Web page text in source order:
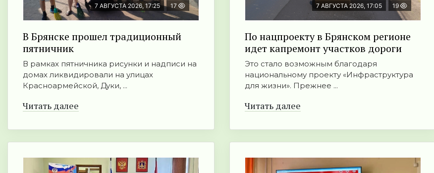
7 АВГУСТА 2026, 17:25 17
В Брянске прошел традиционный
пятничник
В рамках пятничника рисунки и надписи на
домах ликвидировали на улицах
Красноармейской, Дуки, ...
Читать далее
7 АВГУСТА 2026, 17:05 19
По нацпроекту в Брянском регионе
идет капремонт участков дороги
Это стало возможным благодаря
национальному проекту «Инфраструктура
для жизни». Прежнее ...
Читать далее